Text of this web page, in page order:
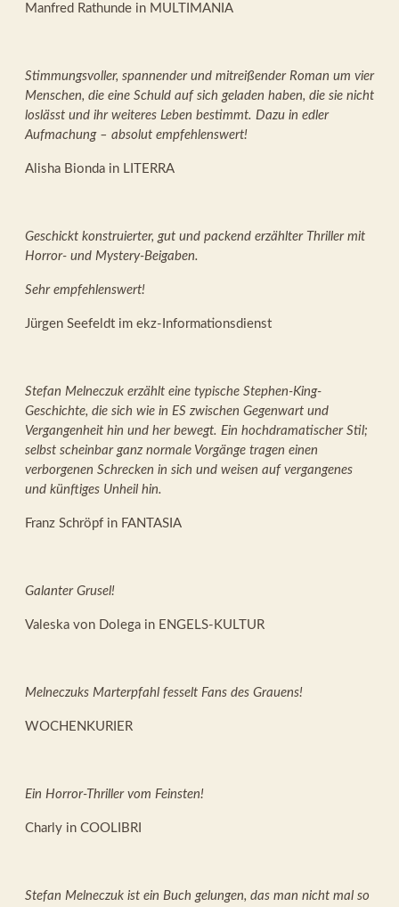
Manfred Rathunde in MULTIMANIA
Stimmungsvoller, spannender und mitreißender Roman um vier
Menschen, die eine Schuld auf sich geladen haben, die sie nicht
loslässt und ihr weiteres Leben bestimmt. Dazu in edler
Aufmachung – absolut empfehlenswert!
Alisha Bionda in LITERRA
Geschickt konstruierter, gut und packend erzählter Thriller mit
Horror- und Mystery-Beigaben.
Sehr empfehlenswert!
Jürgen Seefeldt im ekz-Informationsdienst
Stefan Melneczuk erzählt eine typische Stephen-King-
Geschichte, die sich wie in ES zwischen Gegenwart und
Vergangenheit hin und her bewegt. Ein hochdramatischer Stil;
selbst scheinbar ganz normale Vorgänge tragen einen
verborgenen Schrecken in sich und weisen auf vergangenes
und künftiges Unheil hin.
Franz Schröpf in FANTASIA
Galanter Grusel!
Valeska von Dolega in ENGELS-KULTUR
Melneczuks Marterpfahl fesselt Fans des Grauens!
WOCHENKURIER
Ein Horror-Thriller vom Feinsten!
Charly in COOLIBRI
Stefan Melneczuk ist ein Buch gelungen, das man nicht mal so